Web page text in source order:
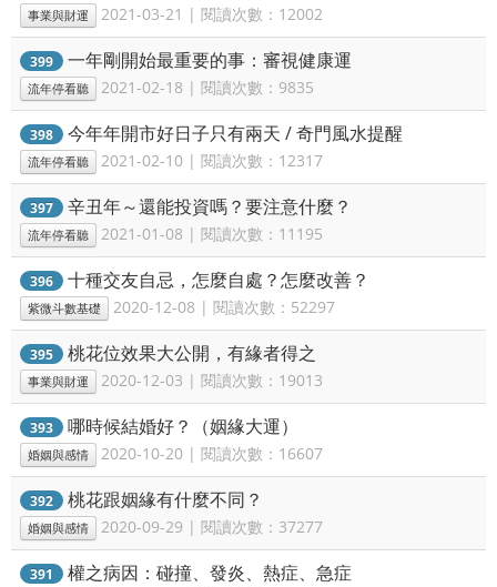
事業與財運 2021-03-21 | 閱讀次數：12002
399 一年剛開始最重要的事：審視健康運
流年停看聽 2021-02-18 | 閱讀次數：9835
398 今年年開市好日子只有兩天 / 奇門風水提醒
流年停看聽 2021-02-10 | 閱讀次數：12317
397 辛丑年～還能投資嗎？要注意什麼？
流年停看聽 2021-01-08 | 閱讀次數：11195
396 十種交友自忌，怎麼自處？怎麼改善？
紫微斗數基礎 2020-12-08 | 閱讀次數：52297
395 桃花位效果大公開，有緣者得之
事業與財運 2020-12-03 | 閱讀次數：19013
393 哪時候結婚好？（姻緣大運）
婚姻與感情 2020-10-20 | 閱讀次數：16607
392 桃花跟姻緣有什麼不同？
婚姻與感情 2020-09-29 | 閱讀次數：37277
391 權之病因：碰撞、發炎、熱症、急症